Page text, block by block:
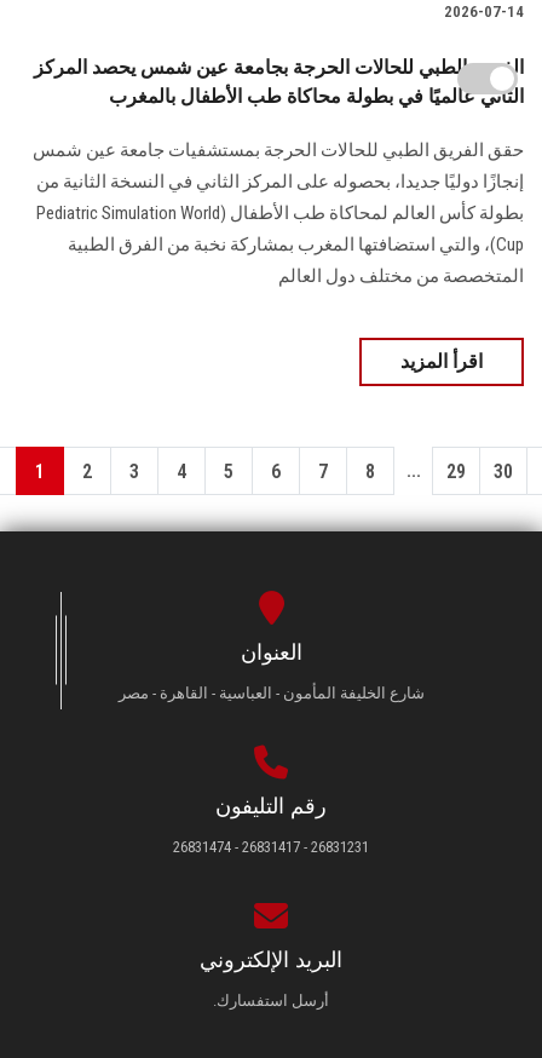
2026-07-14
الفريق الطبي للحالات الحرجة بجامعة عين شمس يحصد المركز
الثاني عالميًا في بطولة محاكاة طب الأطفال بالمغرب
حقق الفريق الطبي للحالات الحرجة بمستشفيات جامعة عين شمس
إنجازًا دوليًا جديدا، بحصوله على المركز الثاني في النسخة الثانية من
بطولة كأس العالم لمحاكاة طب الأطفال (Pediatric Simulation World
Cup)، والتي استضافتها المغرب بمشاركة نخبة من الفرق الطبية
المتخصصة من مختلف دول العالم
اقرأ المزيد
1 2 3 4 5 6 7 8 ... 29 30
العنوان
شارع الخليفة المأمون - العباسية - القاهرة - مصر
رقم التليفون
26831231 - 26831417 - 26831474
البريد الإلكتروني
أرسل استفسارك.